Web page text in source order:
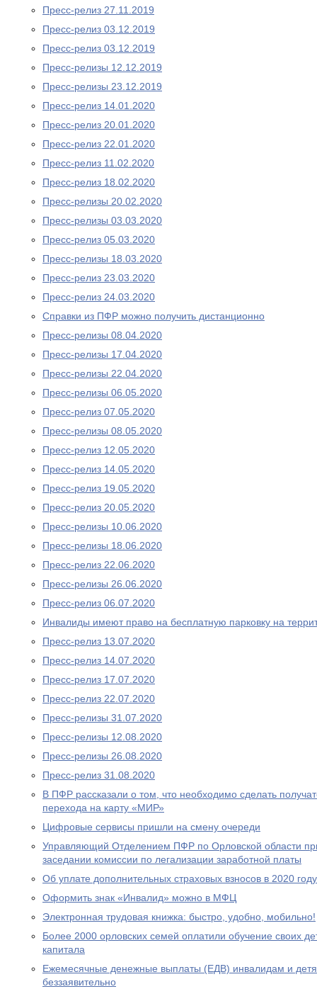
Пресс-релиз 27.11.2019
Пресс-релиз 03.12.2019
Пресс-релиз 03.12.2019
Пресс-релизы 12.12.2019
Пресс-релизы 23.12.2019
Пресс-релиз 14.01.2020
Пресс-релиз 20.01.2020
Пресс-релиз 22.01.2020
Пресс-релиз 11.02.2020
Пресс-релиз 18.02.2020
Пресс-релизы 20.02.2020
Пресс-релизы 03.03.2020
Пресс-релиз 05.03.2020
Пресс-релизы 18.03.2020
Пресс-релиз 23.03.2020
Пресс-релиз 24.03.2020
Справки из ПФР можно получить дистанционно
Пресс-релизы 08.04.2020
Пресс-релизы 17.04.2020
Пресс-релизы 22.04.2020
Пресс-релизы 06.05.2020
Пресс-релиз 07.05.2020
Пресс-релизы 08.05.2020
Пресс-релиз 12.05.2020
Пресс-релиз 14.05.2020
Пресс-релиз 19.05.2020
Пресс-релиз 20.05.2020
Пресс-релизы 10.06.2020
Пресс-релизы 18.06.2020
Пресс-релиз 22.06.2020
Пресс-релизы 26.06.2020
Пресс-релиз 06.07.2020
Инвалиды имеют право на бесплатную парковку на
Пресс-релиз 13.07.2020
Пресс-релиз 14.07.2020
Пресс-релиз 17.07.2020
Пресс-релиз 22.07.2020
Пресс-релизы 31.07.2020
Пресс-релизы 12.08.2020
Пресс-релизы 26.08.2020
Пресс-релиз 31.08.2020
В ПФР рассказали о том, что необходимо сделать
перехода на карту «МИР»
Цифровые сервисы пришли на смену очереди
Управляющий Отделением ПФР по Орловской области
заседании комиссии по легализации заработной платы
Об уплате дополнительных страховых взносов в 2020 году
Оформить знак «Инвалид» можно в МФЦ
Электронная трудовая книжка: быстро, удобно, мобильно!
Более 2000 орловских семей оплатили обучение своих
капитала
Ежемесячные денежные выплаты (ЕДВ) инвалидам и
беззаявительно